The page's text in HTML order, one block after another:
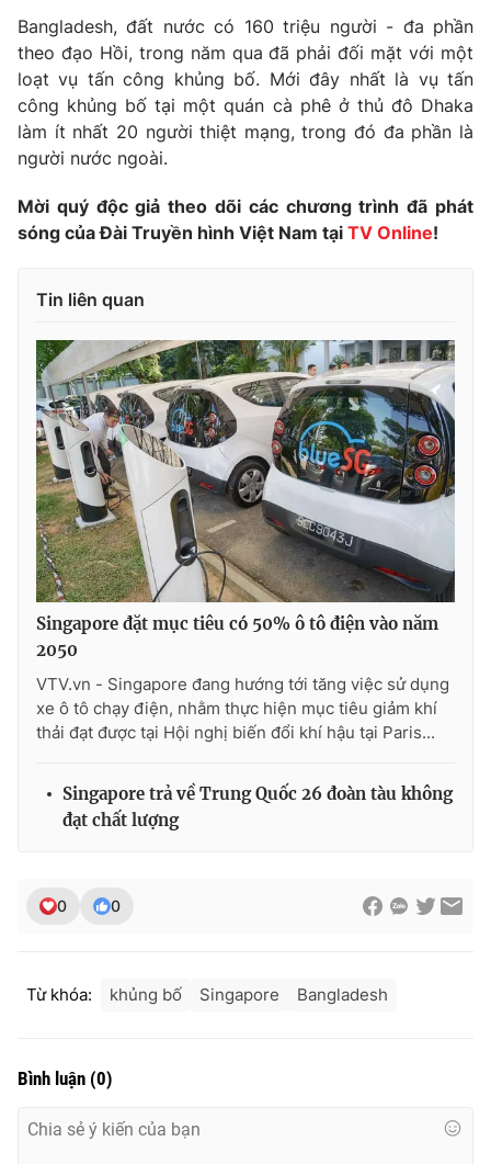
Khán giả
Giải sao mai
Âm nhạc
Sao
Du lịch
Làm đẹp
Chất lượng cuộc sống
Giáo dục
Tuyển sinh
Học trực tuyến
Công nghệ
Sản phẩm
Tư vấn
Giao lưu trực tuyến
Chuyên mục khác
Emagazine Podcast
Photo Infographic
Video Shorts video
VTV Money VTV Thể thao
VTV Sức khoẻ Bất động sản
Thị trường 24h Tấm lòng Việt
VTV9
THỜI BÁO VTV
Bangladesh, đất nước có 160 triệu người - đa phần
theo đạo Hồi, trong năm qua đã phải đối mặt với một
loạt vụ tấn công khủng bố. Mới đây nhất là vụ tấn
công khủng bố tại một quán cà phê ở thủ đô Dhaka
làm ít nhất 20 người thiệt mạng, trong đó đa phần là
người nước ngoài.
Mời quý độc giả theo dõi các chương trình đã phát
sóng của Đài Truyền hình Việt Nam tại TV Online!
Tin liên quan
Singapore đặt mục tiêu có 50% ô tô điện vào năm
2050
VTV.vn - Singapore đang hướng tới tăng việc sử dụng
xe ô tô chạy điện, nhằm thực hiện mục tiêu giảm khí
thải đạt được tại Hội nghị biến đổi khí hậu tại Paris...
Singapore trả về Trung Quốc 26 đoàn tàu không
đạt chất lượng
0 0
Từ khóa: khủng bố Singapore Bangladesh
Bình luận (0)